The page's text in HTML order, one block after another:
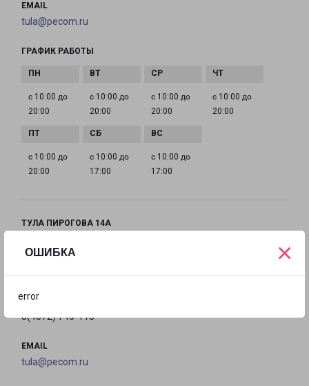
ОШИБКА
error
×
EMAIL
tula@pecom.ru
ГРАФИК РАБОТЫ
с 10:00 до
20:00
с 10:00 до
20:00
с 10:00 до
20:00
с 10:00 до
20:00
с 10:00 до
20:00
с 10:00 до
17:00
с 10:00 до
17:00
ТУЛА ПИРОГОВА 14А
ТЕЛЕФОН
8(4872) 740-113
EMAIL
tula@pecom.ru